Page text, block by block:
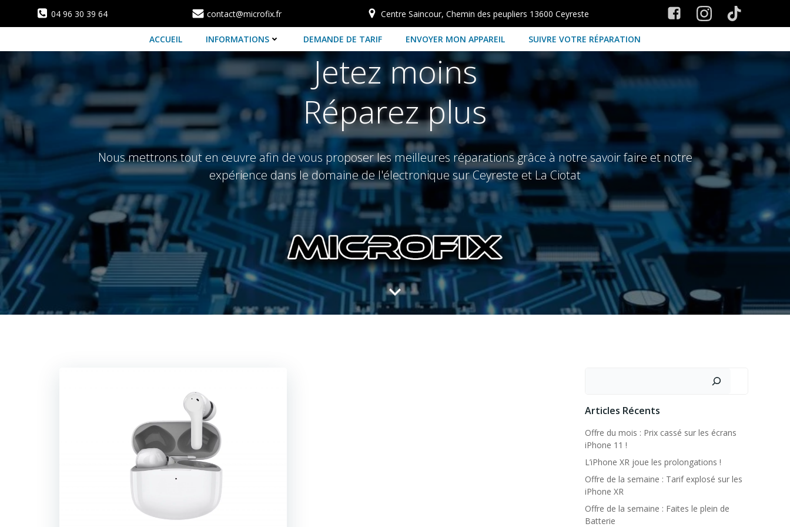
04 96 30 39 64 contact@microfix.fr Centre Saincour, Chemin des peupliers 13600 Ceyreste
ACCUEIL INFORMATIONS DEMANDE DE TARIF ENVOYER MON APPAREIL SUIVRE VOTRE RÉPARATION
Jetez moins
Réparez plus
Nous mettrons tout en œuvre afin de vous proposer les meilleures réparations grâce à notre savoir faire et notre
expérience dans le domaine de l'électronique sur Ceyreste et La Ciotat
Articles Récents
Offre du mois : Prix cassé sur les écrans
iPhone 11 !
L’iPhone XR joue les prolongations !
Offre de la semaine : Tarif explosé sur les
iPhone XR
Offre de la semaine : Faites le plein de
Batterie